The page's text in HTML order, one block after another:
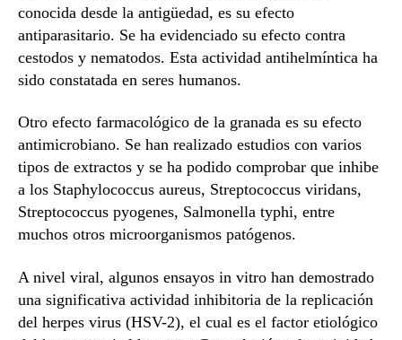
conocida desde la antigüedad, es su efecto
antiparasitario. Se ha evidenciado su efecto contra
cestodos y nematodos. Esta actividad antihelmíntica ha
sido constatada en seres humanos.
Otro efecto farmacológico de la granada es su efecto
antimicrobiano. Se han realizado estudios con varios
tipos de extractos y se ha podido comprobar que inhibe
a los Staphylococcus aureus, Streptococcus viridans,
Streptococcus pyogenes, Salmonella typhi, entre
muchos otros microorganismos patógenos.
A nivel viral, algunos ensayos in vitro han demostrado
una significativa actividad inhibitoria de la replicación
del herpes virus (HSV-2), el cual es el factor etiológico